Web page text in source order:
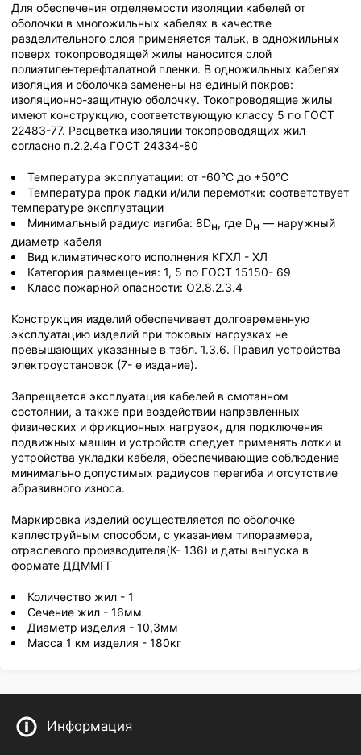
Для обеспечения отделяемости изоляции кабелей от
оболочки в многожильных кабелях в качестве
разделительного слоя применяется тальк, в одножильных
поверх токопроводящей жилы наносится слой
полиэтилентерефталатной пленки. В одножильных кабелях
изоляция и оболочка заменены на единый покров:
изоляционно-защитную оболочку. Токопроводящие жилы
имеют конструкцию, соответствующую классу 5 по ГОСТ
22483-77. Расцветка изоляции токопроводящих жил
согласно п.2.2.4а ГОСТ 24334-80
Температура эксплуатации: от -60°С до +50°С
Температура прок ладки и/или перемотки: соответствует
температуре эксплуатации
Минимальный радиус изгиба: 8Dн, где Dн — наружный
диаметр кабеля
Вид климатического исполнения КГХЛ - ХЛ
Категория размещения: 1, 5 по ГОСТ 15150- 69
Класс пожарной опасности: О2.8.2.3.4
Конструкция изделий обеспечивает долговременную
эксплуатацию изделий при токовых нагрузках не
превышающих указанные в табл. 1.3.6. Правил устройства
электроустановок (7- е издание).
Запрещается эксплуатация кабелей в смотанном
состоянии, а также при воздействии направленных
физических и фрикционных нагрузок, для подключения
подвижных машин и устройств следует применять лотки и
устройства укладки кабеля, обеспечивающие соблюдение
минимально допустимых радиусов перегиба и отсутствие
абразивного износа.
Маркировка изделий осуществляется по оболочке
каплеструйным способом, с указанием типоразмера,
отраслевого производителя(К- 136) и даты выпуска в
формате ДДММГГ
Количество жил - 1
Сечение жил - 16мм
Диаметр изделия - 10,3мм
Масса 1 км изделия - 180кг
Информация